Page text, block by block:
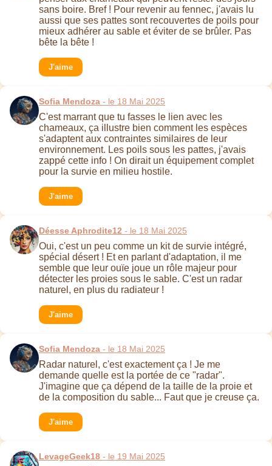
sans boire. Bref ! Pour revenir au fennec, j'avais lu
aussi que ses pattes sont recouvertes de poils pour
mieux adhérer au sable et éviter de se brûler. Pas
bête la bête !
J'aime
Sofia Mendoza - le 18 Mai 2025
C'est marrant que tu fasses le lien avec les
chameaux, ça illustre bien comment les espèces
s'adaptent aux contraintes similaires de leur
environnement. Les poils sous les pattes, j'avais
zappé cette info ! On dirait un équipement complet
pour la survie en milieu hostile.
J'aime
Déesse Aphrodite12 - le 18 Mai 2025
Oui, c'est un peu comme un kit de survie intégré,
spécial désert ! Et en parlant d'adaptation, il me
semble que leur ouïe joue un rôle majeur pour
détecter les proies sous le sable. C'est un radar
naturel, en plus du radiateur !
J'aime
Sofia Mendoza - le 18 Mai 2025
Radar naturel, c'est exactement ça ! Je me
demande quelle est la portée de ce "radar".
J'imagine que ça dépend de la taille de la proie et
de la composition du sable... Faut que je creuse ça.
J'aime
LevageGeek18 - le 19 Mai 2025